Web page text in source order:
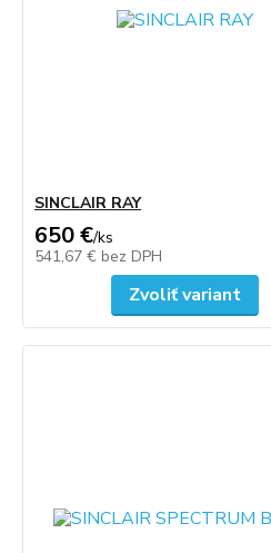
SINCLAIR RAY
650 €/ks
541,67 € bez DPH
Zvoliť variant